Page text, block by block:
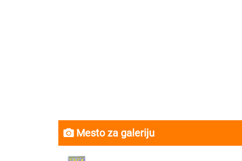
Mesto za galeriju